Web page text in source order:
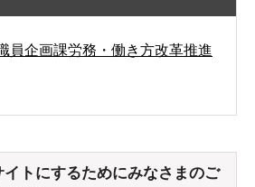
員企画課労務・働き方改革推進
イトにするためにみなさまのご